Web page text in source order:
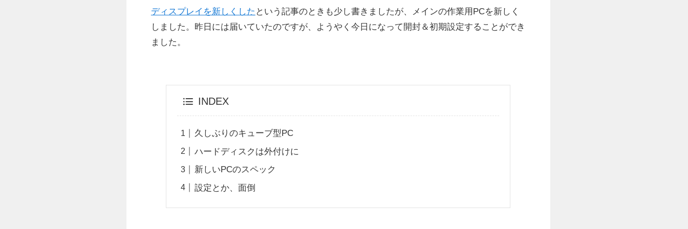
ディスプレイを新しくした という記事のときも少し書きましたが、メインの作業用PCを新しく
しました。昨日には届いていたのですが、ようやく今日になって開封＆初期設定することができ
ました。
INDEX
久しぶりのキューブ型PC
ハードディスクは外付けに
新しいPCのスペック
設定とか、面倒